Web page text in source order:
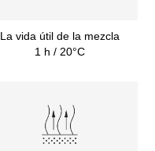
La vida útil de la mezcla
1 h / 20°C